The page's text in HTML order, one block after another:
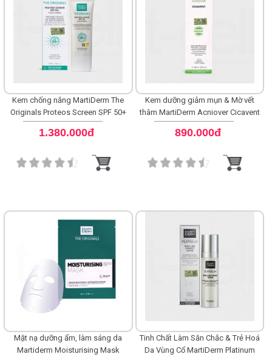
Kem chống nắng MartiDerm The
Originals Proteos Screen SPF 50+
Fluid Cream
1.380.000đ
Kem dưỡng giảm mụn & Mờ vết
thâm MartiDerm Acniover Cicavent
890.000đ
Mặt nạ dưỡng ẩm, làm sáng da
Martiderm Moisturising Mask
Tinh Chất Làm Săn Chắc & Trẻ Hoá
Da Vùng Cổ MartiDerm Platinum